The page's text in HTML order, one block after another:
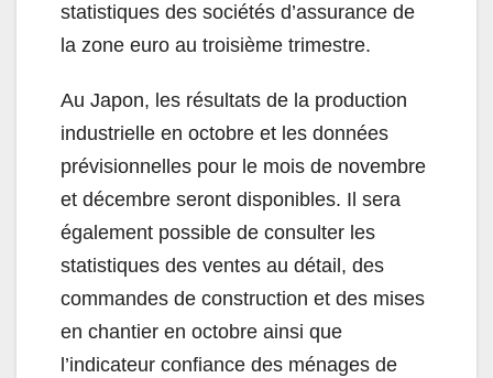
statistiques des sociétés d’assurance de
la zone euro au troisième trimestre.
Au Japon, les résultats de la production
industrielle en octobre et les données
prévisionnelles pour le mois de novembre
et décembre seront disponibles. Il sera
également possible de consulter les
statistiques des ventes au détail, des
commandes de construction et des mises
en chantier en octobre ainsi que
l’indicateur confiance des ménages de